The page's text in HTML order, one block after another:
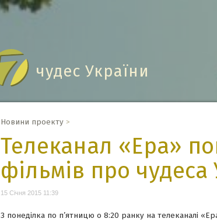
чудес України
Новини проекту >
Телеканал «Ера»
фільмів про чудеса
15 Січня 2015 11:39
З понеділка по п’ятницю о 8:20 ранку на телеканалі